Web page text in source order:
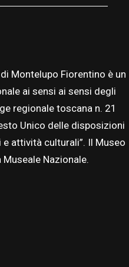
Montelupo Fiorentino è un
ai sensi ai sensi degli
regionale toscana n. 21
Unico delle disposizioni
attività culturali”. Il Museo
Nazionale.